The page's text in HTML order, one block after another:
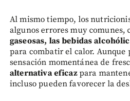
Al mismo tiempo, los
algunos errores muy comunes,
gaseosas, las bebidas
para combatir el calor. Aunque
sensación momentánea de
alternativa eficazpara
incluso pueden favorecer la